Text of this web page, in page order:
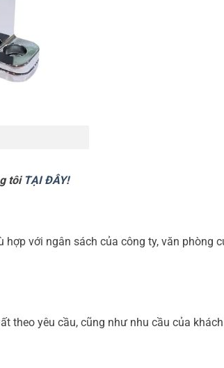
tôi TẠI ĐÂY!
với ngân sách của công ty, văn phòng
theo yêu cầu, cũng như nhu cầu của